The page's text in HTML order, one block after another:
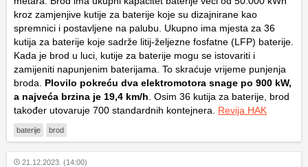
kroz zamjenjive kutije za baterije koje su dizajnirane kao
spremnici i postavljene na palubu. Ukupno ima mjesta za 36
kutija za baterije koje sadrže litij-željezne fosfatne (LFP) baterije.
Kada je brod u luci, kutije za baterije mogu se istovariti i
zamijeniti napunjenim baterijama. To skraćuje vrijeme punjenja
broda. Plovilo pokreću dva elektromotora snage po 900 kW,
a najveća brzina je 19,4 km/h . Osim 36 kutija za baterije, brod
također utovaruje 700 standardnih kontejnera. Revija HAK
baterije brod
21.12.2023. (14:00)